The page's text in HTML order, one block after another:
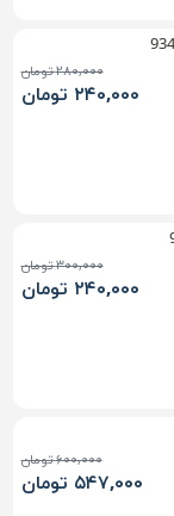
۲۸۰,۰۰۰ تومان
۲۴۰,۰۰۰ تومان
۳۰۰,۰۰۰ تومان
۲۴۰,۰۰۰ تومان
۶۰۰,۰۰۰ تومان
۵۴۷,۰۰۰ تومان